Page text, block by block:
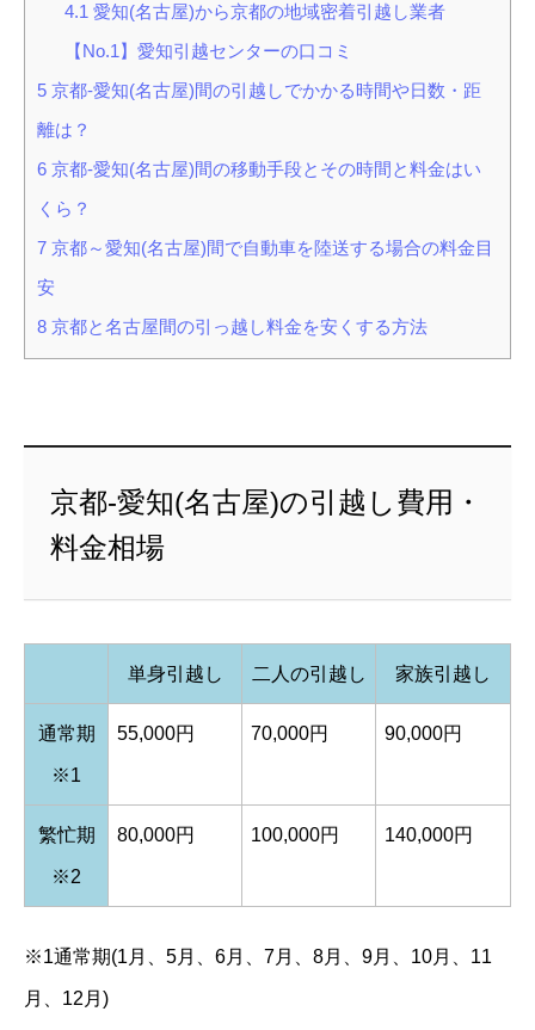
4.1愛知(名古屋)から京都の地域密着引越し業者
【No.1】愛知引越センターの口コミ
5 京都-愛知(名古屋)間の引越しでかかる時間や日数・距
離は？
6 京都-愛知(名古屋)間の移動手段とその時間と料金はい
くら？
7 京都～愛知(名古屋)間で自動車を陸送する場合の料金目
安
8 京都と名古屋間の引っ越し料金を安くする方法
京都-愛知(名古屋)の引越し費用・
料金相場
単身引越し 二人の引越し 家族引越し
通常期
※1
55,000円 70,000円 90,000円
繁忙期
※2
80,000円 100,000円 140,000円
※1通常期(1月、5月、6月、7月、8月、9月、10月、11
月、12月)